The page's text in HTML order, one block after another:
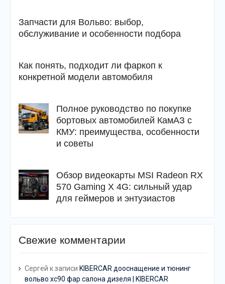
Запчасти для Вольво: выбор,
обслуживание и особенности подбора
Как понять, подходит ли фаркоп к
конкретной модели автомобиля
Полное руководство по покупке
бортовых автомобилей КамАЗ с
КМУ: преимущества, особенности
и советы
Обзор видеокарты MSI Radeon RX
570 Gaming X 4G: сильный удар
для геймеров и энтузиастов
Свежие комментарии
Сергей к записи KIBERCAR дооснащение и тюнинг
вольво хс90 фар салона дизеля | KIBERCAR